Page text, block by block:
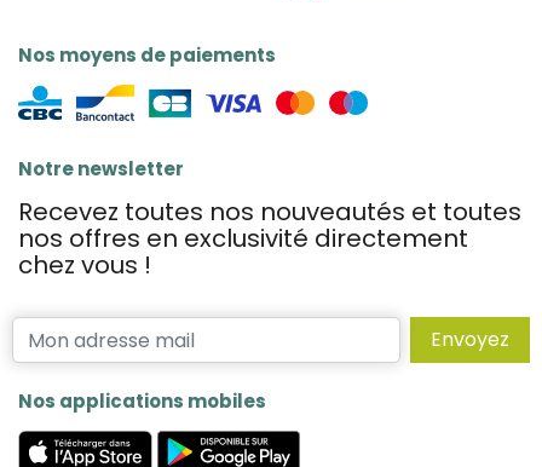
Nos moyens de paiements
Notre newsletter
Recevez toutes nos nouveautés et toutes
nos offres en exclusivité directement
chez vous !
Envoyez
Nos applications mobiles